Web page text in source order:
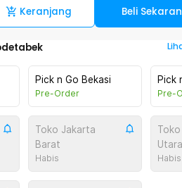
Keranjang Beli
Pick n Go Bekasi
Pre-Order
Pick
Pre-
Toko Jakarta
Barat
Habis
Utara
Habis